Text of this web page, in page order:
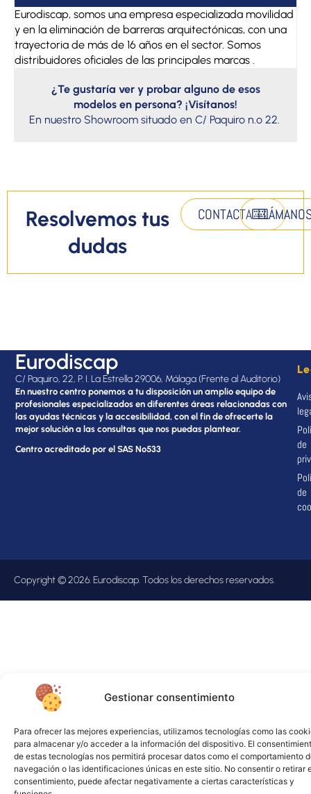
Gestionar consentimiento
Para ofrecer las mejores experiencias, utilizamos tecnologías como las
para almacenar y/o acceder a la información del dispositivo. El
de estas tecnologías nos permitirá procesar datos como el comportamiento
navegación o las identificaciones únicas en este sitio. No consentir o retirar
consentimiento, puede afectar negativamente a ciertas características y
Eurodiscap, somos una empresa especializada movilidad
y en la eliminación de barreras arquitectónicas, con una
trayectoria de más de 16 años en el sector. Somos
distribuidores oficiales de las principales marcas .
¿Te gustaría ver y probar alguno de esos
modelos en persona? ¡Visítanos!
En nuestro Showroom situado en C/ Paquiro n.º 22.
Resolvemos tus
dudas
CONTACTA
Eurodiscap
C/ Paquiro, 22, P. I. La Estrella 29006, Málaga (Frente al Auditorio)
En nuestro centro ponemos a tu disposición un amplio equipo de
profesionales especializados en diferentes áreas relacionadas con
las ayudas técnicas y la accesibilidad, con el fin de ofrecerte la
mejor solución a las consultas que nos puedas plantear.
Centro acreditado por el SAS Nº533
de
de
Copyright © 2026. Eurodiscap. Todos los derechos reservados.